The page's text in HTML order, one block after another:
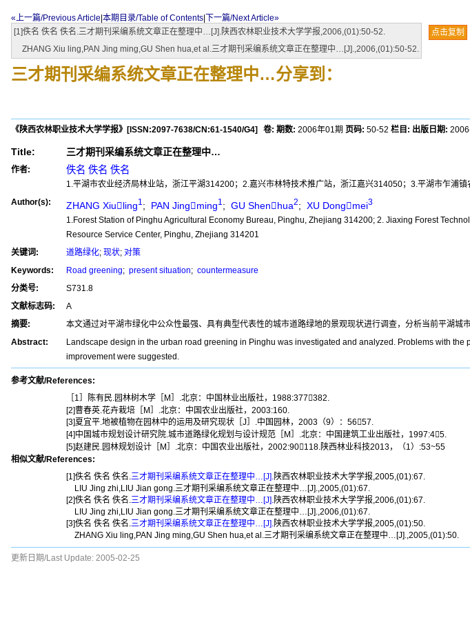
«上一篇/Previous Article 本期目录/Table of Contents
下一篇/Next Article»
[1]佚名 佚名 佚名.三才期刊采编系统文章正在整理中…[J].陕西农林职业技术大学学报,2006,(01):50-52.
ZHANG Xiu ling,PAN Jing ming,GU Shen hua,et al.三才期刊采编系统文章正在整理中…[J].,2006,(01):50-52.
点击复制
三才期刊采编系统文章正在整理中…分享到：
《陕西农林职业技术大学学报》 [ISSN:2097-7638/CN:61-1540/G4] 卷: 期数: 2006年01期 页码: 50-52 栏目: 出版日期:
Title: 三才期刊采编系统文章正在整理中…
作者: 佚名 佚名 佚名
1.平湖市农业经济局林业站，浙江平湖314200；2.嘉兴市林特技术推广站，浙江嘉兴314050；3.平湖市乍浦
Author(s):
ZHANG Xiuling1; PAN Jingming1; GU Shenhua2; XU Dongmei3
1.Forest Station of Pinghu Agricultural Economy Bureau, Pinghu, Zhejiang 314200; 2. Jiaxing Forest
Resource Service Center, Pinghu, Zhejiang 314201
关键词:
道路绿化; 现状; 对策
Keywords:
Road greening; present situation; countermeasure
分类号:
S731.8
文献标志码:
A
摘要:
本文通过对平湖市绿化中公众性最强、具有典型代表性的城市道路绿地的景观现状进行调查，分析当前平湖城
Abstract:
Landscape design in the urban road greening in Pinghu was investigated and analyzed. Problems with
improvement were suggested.
参考文献/References:
［1］陈有民.园林树木学［M］.北京：中国林业出版社，1988:377382.
[2]曹春英.花卉栽培［M］.北京：中国农业出版社，2003:160.
[3]夏宜平.地被植物在园林中的运用及研究现状［J］.中国园林，2003（9）：5657.
[4]中国城市规划设计研究院.城市道路绿化规划与设计规范［M］.北京：中国建筑工业出版社，1997:45.
[5]赵建民.园林规划设计［M］.北京：中国农业出版社，2002:90118.陕西林业科技2013，（1）:53~55
相似文献/References:
[1]佚名 佚名 佚名. 三才期刊采编系统文章正在整理中…[J]. 陕西农林职业技术大学学报,2005,(01):67.
LIU Jing zhi,LIU Jian gong.三才期刊采编系统文章正在整理中…[J].,2005,(01):67.
[2]佚名 佚名 佚名. 三才期刊采编系统文章正在整理中…[J]. 陕西农林职业技术大学学报,2006,(01):67.
LIU Jing zhi,LIU Jian gong.三才期刊采编系统文章正在整理中…[J].,2006,(01):67.
[3]佚名 佚名 佚名. 三才期刊采编系统文章正在整理中…[J]. 陕西农林职业技术大学学报,2005,(01):50.
ZHANG Xiu ling,PAN Jing ming,GU Shen hua,et al.三才期刊采编系统文章正在整理中…[J].,2005,(01):50.
更新日期/Last Update: 2005-02-25